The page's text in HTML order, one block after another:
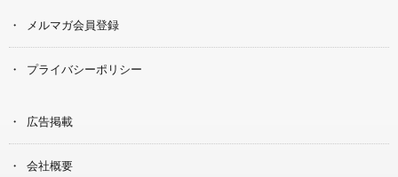
メルマガ会員登録
プライバシーポリシー
広告掲載
会社概要